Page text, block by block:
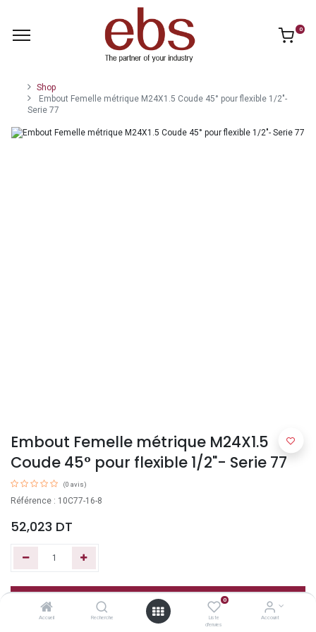
Accueil Recherche
0
Liste
d'envies
Account
0
Shop
Embout Femelle métrique M24X1.5 Coude 45° pour flexible 1/2"-
Serie 77
Embout Femelle métrique M24X1.5
Coude 45° pour flexible 1/2"- Serie 77
(0 avis)
Référence : 10C77-16-8
52,023 DT
Ajouter au panier